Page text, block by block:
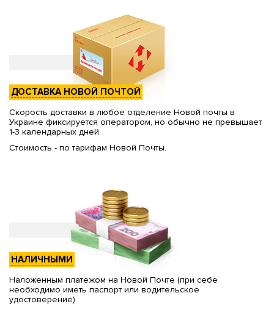
ДОСТАВКА НОВОЙ ПОЧТОЙ
Скорость доставки в любое отделение Новой почты в
Украине фиксируется оператором, но обычно не превышает
1-3 календарных дней.
Стоимость - по тарифам Новой Почты.
НАЛИЧНЫМИ
Наложенным платежом на Новой Почте (при себе
необходимо иметь паспорт или водительское
удостоверение)